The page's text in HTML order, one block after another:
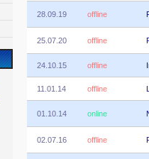
28.09.19 offline
25.07.20 offline
24.10.15 offline
11.01.14 offline
01.10.14 online
02.07.16 offline